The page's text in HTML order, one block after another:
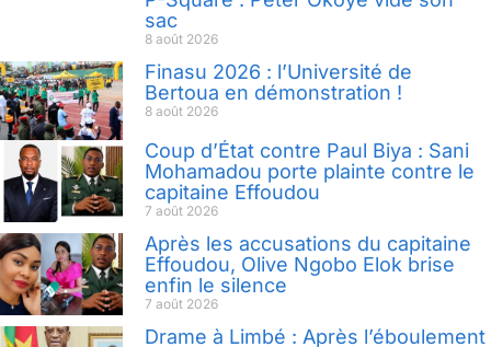
sac
8 août 2026
Finasu 2026 : l’Université de
Bertoua en démonstration !
8 août 2026
Coup d’État contre Paul Biya : Sani
Mohamadou porte plainte contre le
capitaine Effoudou
7 août 2026
Après les accusations du capitaine
Effoudou, Olive Ngobo Elok brise
enfin le silence
7 août 2026
Drame à Limbé : Après l’éboulement